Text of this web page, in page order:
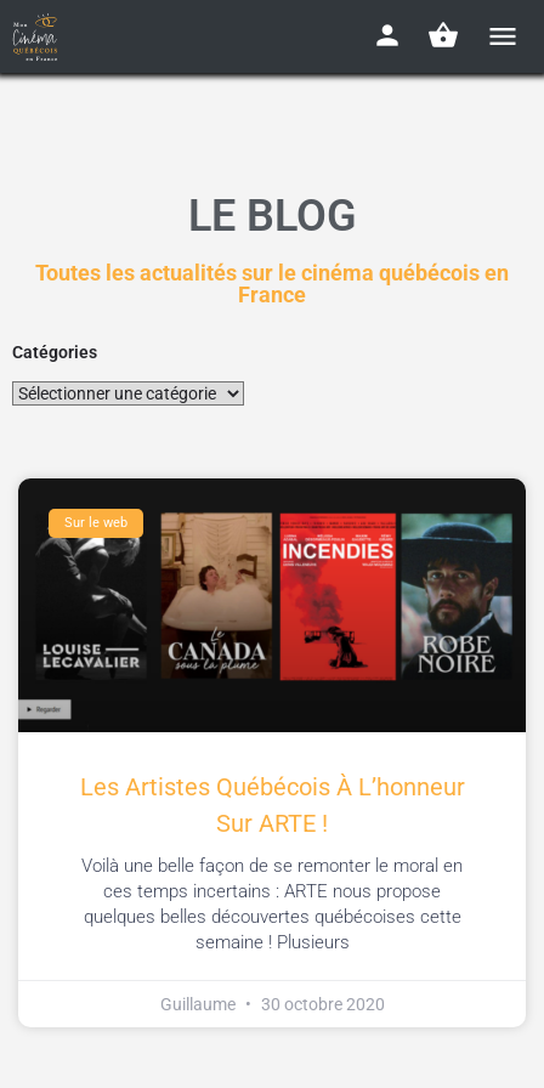
LE BLOG
Toutes les actualités sur le cinéma québécois en
France
Catégories
Sur le web
Les Artistes Québécois À L’honneur
Sur ARTE !
Voilà une belle façon de se remonter le moral en
ces temps incertains : ARTE nous propose
quelques belles découvertes québécoises cette
semaine ! Plusieurs
Guillaume 30 octobre 2020